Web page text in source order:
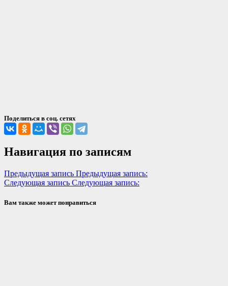
Поделиться в соц. сетях
Навигация по записям
Предыдущая запись Предыдущая запись:
Следующая запись Следующая запись:
Вам также может понравиться